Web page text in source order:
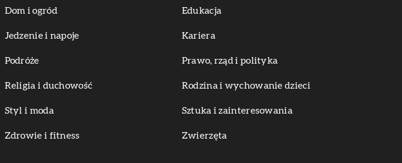
Dom i ogród Edukacja
Jedzenie i napoje Kariera
Podróże Prawo, rząd i polityka
Religia i duchowość Rodzina i wychowanie dzieci
Styl i moda Sztuka i zainteresowania
Zdrowie i fitness Zwierzęta